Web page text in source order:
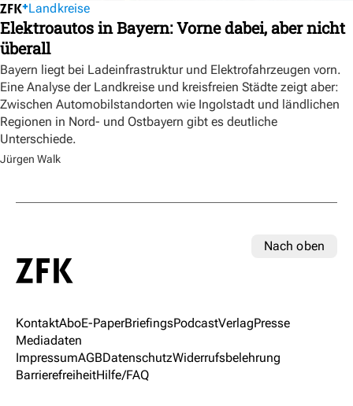
Landkreise
Elektroautos in Bayern: Vorne dabei, aber nicht
überall
Bayern liegt bei Ladeinfrastruktur und Elektrofahrzeugen vorn.
Eine Analyse der Landkreise und kreisfreien Städte zeigt aber:
Zwischen Automobilstandorten wie Ingolstadt und ländlichen
Regionen in Nord- und Ostbayern gibt es deutliche
Unterschiede.
Jürgen Walk
Nach oben
KontaktAboE-PaperBriefingsPodcastVerlagPresse
Mediadaten
ImpressumAGBDatenschutzWiderrufsbelehrung
BarrierefreiheitHilfe/FAQ